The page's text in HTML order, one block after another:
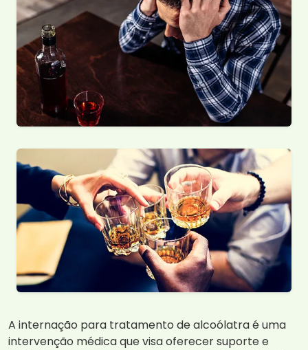
A internação para tratamento de alcoólatra é uma
intervenção médica que visa oferecer suporte e